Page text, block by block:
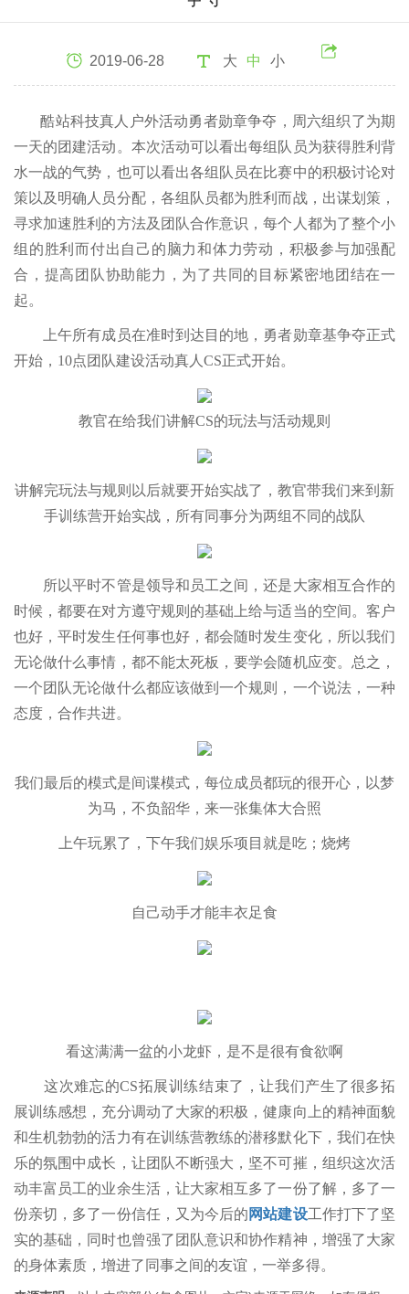
2019-06-28 大 中 小
酷站科技真人户外活动勇者勋章争夺，周六组织了为期
一天的团建活动。本次活动可以看出每组队员为获得胜利背
水一战的气势，也可以看出各组队员在比赛中的积极讨论对
策以及明确人员分配，各组队员都为胜利而战，出谋划策，
寻求加速胜利的方法及团队合作意识，每个人都为了整个小
组的胜利而付出自己的脑力和体力劳动，积极参与加强配
合，提高团队协助能力，为了共同的目标紧密地团结在一
起。
上午所有成员在准时到达目的地，勇者勋章基争夺正式
开始，10点团队建设活动真人CS正式开始。
教官在给我们讲解CS的玩法与活动规则
讲解完玩法与规则以后就要开始实战了，教官带我们来到新
手训练营开始实战，所有同事分为两组不同的战队
所以平时不管是领导和员工之间，还是大家相互合作的
时候，都要在对方遵守规则的基础上给与适当的空间。客户
也好，平时发生任何事也好，都会随时发生变化，所以我们
无论做什么事情，都不能太死板，要学会随机应变。总之，
一个团队无论做什么都应该做到一个规则，一个说法，一种
态度，合作共进。
我们最后的模式是间谍模式，每位成员都玩的很开心，以梦
为马，不负韶华，来一张集体大合照
上午玩累了，下午我们娱乐项目就是吃；烧烤
自己动手才能丰衣足食
看这满满一盆的小龙虾，是不是很有食欲啊
这次难忘的CS拓展训练结束了，让我们产生了很多拓
展训练感想，充分调动了大家的积极，健康向上的精神面貌
和生机勃勃的活力有在训练营教练的潜移默化下，我们在快
乐的氛围中成长，让团队不断强大，坚不可摧，组织这次活
动丰富员工的业余生活，让大家相互多了一份了解，多了一
份亲切，多了一份信任，又为今后的 网站建设工作打下了坚
实的基础，同时也曾强了团队意识和协作精神，增强了大家
的身体素质，增进了同事之间的友谊，一举多得。